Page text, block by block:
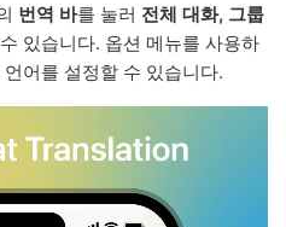
번역 바를 눌러 전체 대화, 그룹
있습니다. 옵션 메뉴를 사용하
어를 설정할 수 있습니다.